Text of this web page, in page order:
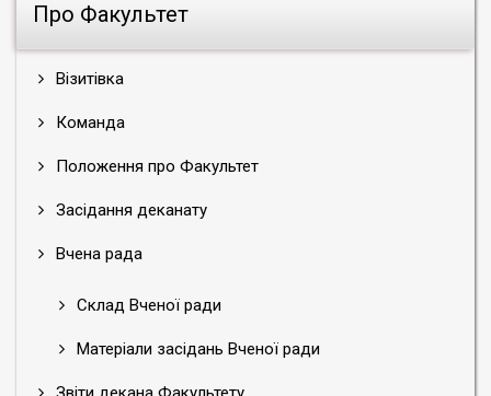
Про Факультет
Візитівка
Команда
Положення про Факультет
Засідання деканату
Вчена рада
Склад Вченої ради
Матеріали засідань Вченої ради